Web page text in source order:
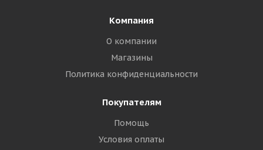
Компания
О компании
Магазины
Политика конфиденциальности
Покупателям
Помощь
Условия оплаты